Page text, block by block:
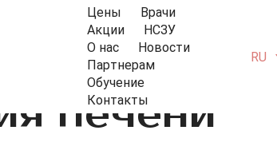
Цены
Врачи
Акции
НСЗУ
О нас
Новости
Партнерам
Обучение
Контакты
RU
печени